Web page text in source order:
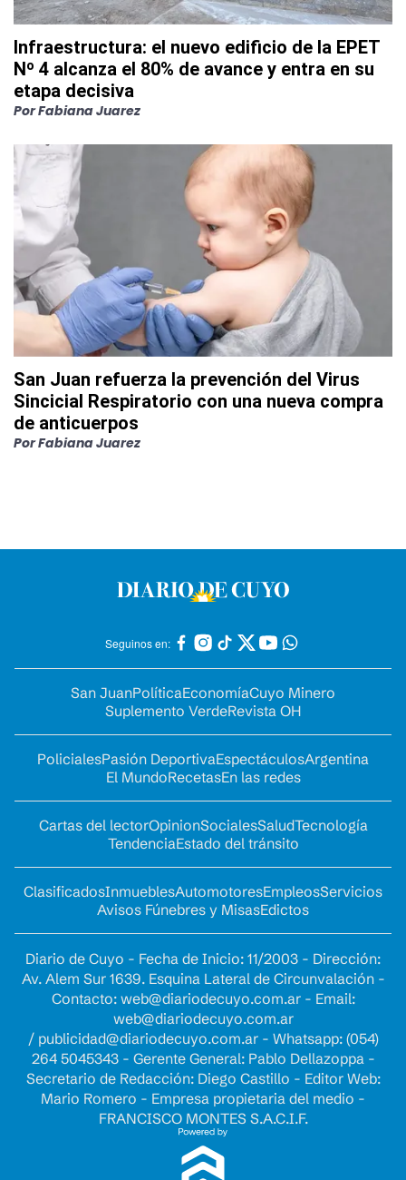
Infraestructura: el nuevo edificio de la EPET
Nº 4 alcanza el 80% de avance y entra en su
etapa decisiva
PorFabiana Juarez
San Juan refuerza la prevención del Virus
Sincicial Respiratorio con una nueva compra
de anticuerpos
PorFabiana Juarez
Seguinos en:
San JuanPolíticaEconomíaCuyo Minero
Suplemento VerdeRevista OH
PolicialesPasión DeportivaEspectáculosArgentina
El MundoRecetasEn las redes
Cartas del lectorOpinionSocialesSaludTecnología
TendenciaEstado del tránsito
ClasificadosInmueblesAutomotoresEmpleosServicios
Avisos Fúnebres y MisasEdictos
Diario de Cuyo - Fecha de Inicio: 11/2003 - Dirección:
Av. Alem Sur 1639. Esquina Lateral de Circunvalación -
Contacto: web@diariodecuyo.com.ar- Email:
web@diariodecuyo.com.ar
/ publicidad@diariodecuyo.com.ar- Whatsapp: (054)
264 5045343 - Gerente General: Pablo Dellazoppa -
Secretario de Redacción: Diego Castillo - Editor Web:
Mario Romero - Empresa propietaria del medio -
FRANCISCO MONTES S.A.C.I.F.